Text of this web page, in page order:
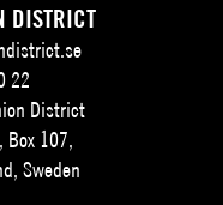
DISTRICT
22
District
Box 107,
Sweden